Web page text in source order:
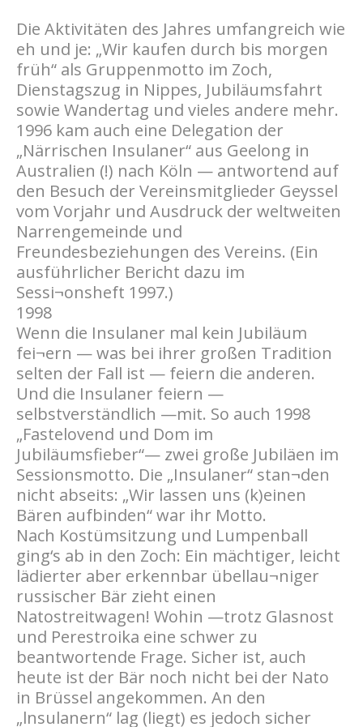
Die Aktivitäten des Jahres umfangreich wie
eh und je: „Wir kaufen durch bis morgen
früh“ als Gruppenmotto im Zoch,
Dienstagszug in Nippes, Jubiläumsfahrt
sowie Wandertag und vieles andere mehr.
1996 kam auch eine Delegation der
„Närrischen Insulaner“ aus Geelong in
Australien (!) nach Köln — antwortend auf
den Besuch der Vereinsmitglieder Geyssel
vom Vorjahr und Ausdruck der weltweiten
Narrengemeinde und
Freundesbeziehungen des Vereins. (Ein
ausführlicher Bericht dazu im
Sessi¬onsheft 1997.)
1998
Wenn die Insulaner mal kein Jubiläum
fei¬ern — was bei ihrer großen Tradition
selten der Fall ist — feiern die anderen.
Und die Insulaner feiern —
selbstverständlich —mit. So auch 1998
„Fastelovend und Dom im
Jubiläumsfieber“— zwei große Jubiläen im
Sessionsmotto. Die „Insulaner“ stan¬den
nicht abseits: „Wir lassen uns (k)einen
Bären aufbinden“ war ihr Motto.
Nach Kostümsitzung und Lumpenball
ging‘s ab in den Zoch: Ein mächtiger, leicht
lädierter aber erkennbar übellau¬niger
russischer Bär zieht einen
Natostreitwagen! Wohin —trotz Glasnost
und Perestroika eine schwer zu
beantwortende Frage. Sicher ist, auch
heute ist der Bär noch nicht bei der Nato
in Brüssel angekommen. An den
„lnsulanern“ lag (liegt) es jedoch sicher